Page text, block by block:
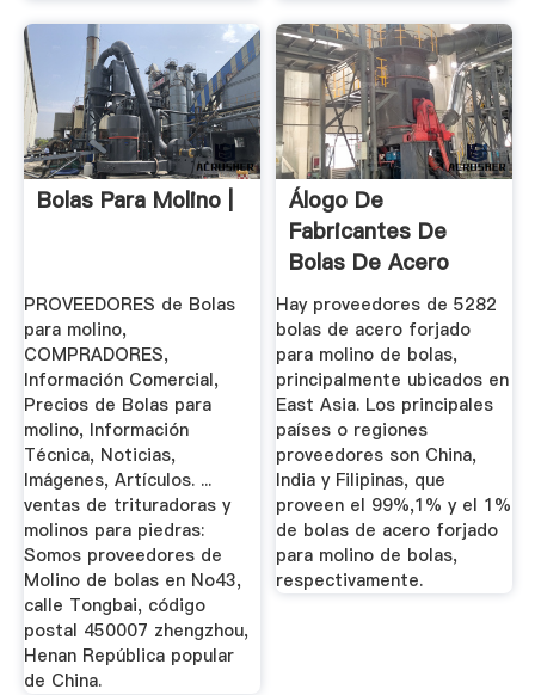
Bolas Para Molino |
PROVEEDORES de Bolas
para molino,
COMPRADORES,
Información Comercial,
Precios de Bolas para
molino, Información
Técnica, Noticias,
Imágenes, Artículos. ...
ventas de trituradoras y
molinos para piedras:
Somos proveedores de
Molino de bolas en No43,
calle Tongbai, código
postal 450007 zhengzhou,
Henan República popular
de China.
Álogo De
Fabricantes De
Bolas De Acero
Forjado Para ...
Hay proveedores de 5282
bolas de acero forjado
para molino de bolas,
principalmente ubicados en
East Asia. Los principales
países o regiones
proveedores son China,
India y Filipinas, que
proveen el 99%,1% y el 1%
de bolas de acero forjado
para molino de bolas,
respectivamente.